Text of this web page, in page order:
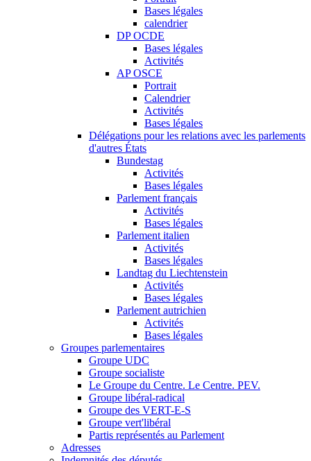
Bases légales
calendrier
DP OCDE
Bases légales
Activités
AP OSCE
Portrait
Calendrier
Activités
Bases légales
Délégations pour les relations avec les parlements
d'autres États
Bundestag
Activités
Bases légales
Parlement français
Activités
Bases légales
Parlement italien
Activités
Bases légales
Landtag du Liechtenstein
Activités
Bases légales
Parlement autrichien
Activités
Bases légales
Groupes parlementaires
Groupe UDC
Groupe socialiste
Le Groupe du Centre. Le Centre. PEV.
Groupe libéral-radical
Groupe des VERT-E-S
Groupe vert'libéral
Partis représentés au Parlement
Adresses